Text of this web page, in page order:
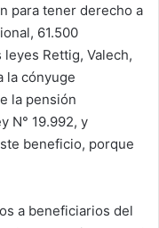
para tener derecho a
61.500
Rettig, Valech,
la cónyuge
la pensión
N° 19.992, y
beneficio, porque
a beneficiarios del